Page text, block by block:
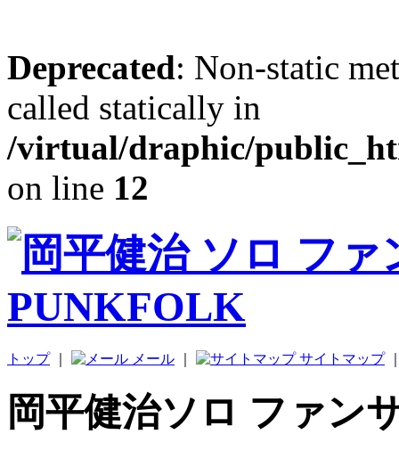
Deprecated: Non-static
called statically in
/virtual/draphic/
on line 12
トップ｜ メール サイトマップ
岡平健治ソロ ファン